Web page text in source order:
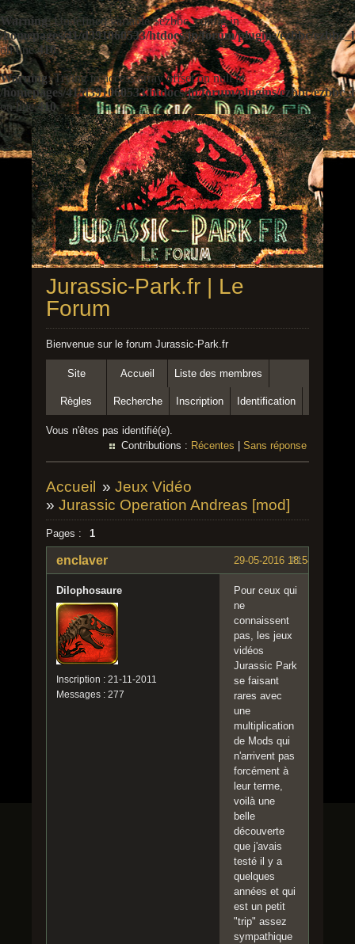
Warning: Undefined variable $ezbbc_config in
/homepages/41/d391060533/htdocs/jp/forum/plugins/ezbbc/
on line410
Warning: Trying to access array offset on null in
/homepages/41/d391060533/htdocs/jp/forum/plugins/ezbbc/
on line410
Jurassic-Park.fr | Le
Forum
Bienvenue sur le forum Jurassic-Park.fr
Site Accueil Liste des membres
Règles Recherche Inscription Identification
Vous n'êtes pas identifié(e).
Contributions : Récentes Sans réponse
Accueil » Jeux Vidéo
» Jurassic Operation Andreas [mod]
Pages : 1
#1
29-05-2016 18:54:33
enclaver
Dilophosaure
Inscription : 21-11-2011
Messages : 277
Pour ceux qui
ne
connaissent
pas, les jeux
vidéos
Jurassic Park
se faisant
rares avec
une
multiplication
de Mods qui
n'arrivent pas
forcément à
leur terme,
voilà une
belle
découverte
que j'avais
testé il y a
quelques
années et qui
est un petit
"trip" assez
sympathique